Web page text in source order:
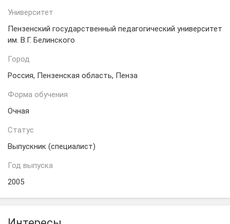
Университет
Пензенский государственный педагогический университет
им. В.Г. Белинского
Город
Россия, Пензенская область, Пенза
Форма обучения
Очная
Статус
Выпускник (специалист)
Год выпуска
2005